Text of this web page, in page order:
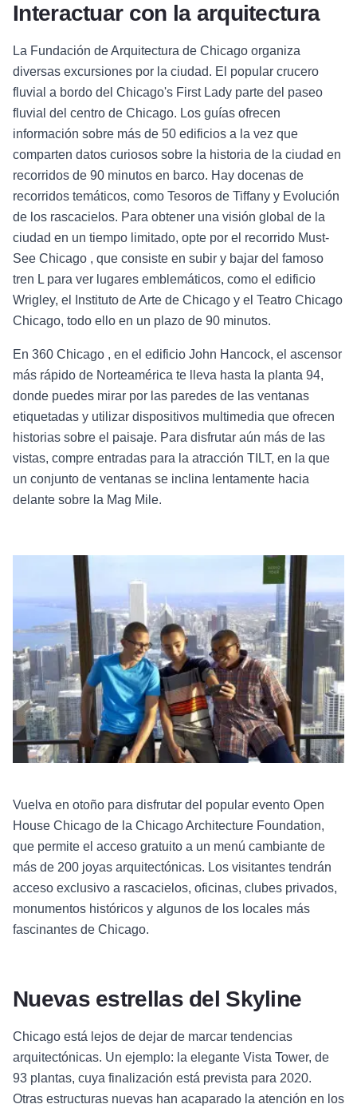
Interactuar con la arquitectura
La Fundación de Arquitectura de Chicago organiza
diversas excursiones por la ciudad. El popular crucero
fluvial a bordo del Chicago's First Lady parte del paseo
fluvial del centro de Chicago. Los guías ofrecen
información sobre más de 50 edificios a la vez que
comparten datos curiosos sobre la historia de la ciudad en
recorridos de 90 minutos en barco. Hay docenas de
recorridos temáticos, como Tesoros de Tiffany y Evolución
de los rascacielos. Para obtener una visión global de la
ciudad en un tiempo limitado, opte por el recorrido Must-
See Chicago , que consiste en subir y bajar del famoso
tren L para ver lugares emblemáticos, como el edificio
Wrigley, el Instituto de Arte de Chicago y el Teatro Chicago
Chicago, todo ello en un plazo de 90 minutos.
En 360 Chicago , en el edificio John Hancock, el ascensor
más rápido de Norteamérica te lleva hasta la planta 94,
donde puedes mirar por las paredes de las ventanas
etiquetadas y utilizar dispositivos multimedia que ofrecen
historias sobre el paisaje. Para disfrutar aún más de las
vistas, compre entradas para la atracción TILT, en la que
un conjunto de ventanas se inclina lentamente hacia
delante sobre la Mag Mile.
Vuelva en otoño para disfrutar del popular evento Open
House Chicago de la Chicago Architecture Foundation,
que permite el acceso gratuito a un menú cambiante de
más de 200 joyas arquitectónicas. Los visitantes tendrán
acceso exclusivo a rascacielos, oficinas, clubes privados,
monumentos históricos y algunos de los locales más
fascinantes de Chicago.
Nuevas estrellas del Skyline
Chicago está lejos de dejar de marcar tendencias
arquitectónicas. Un ejemplo: la elegante Vista Tower, de
93 plantas, cuya finalización está prevista para 2020.
Otras estructuras nuevas han acaparado la atención en los